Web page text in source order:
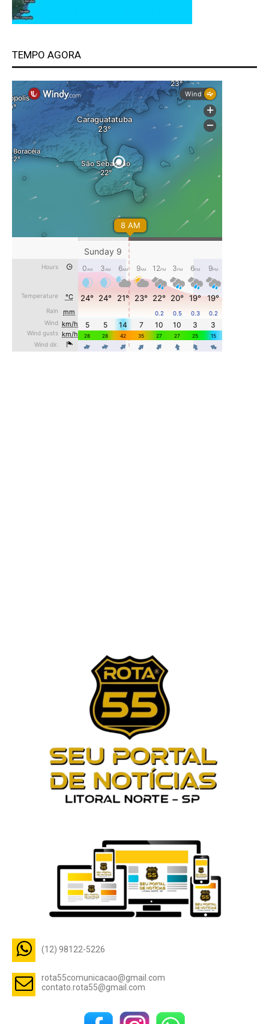
TEMPO AGORA
(12) 98122-5226
rota55comunicacao@gmail.com
contato.rota55@gmail.com